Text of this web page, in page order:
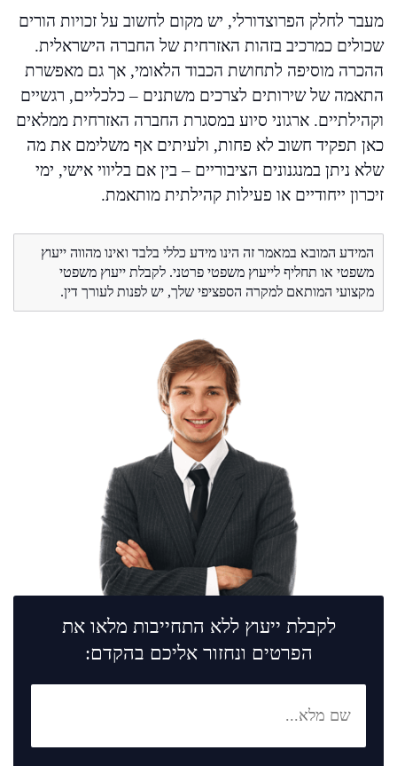
מעבר לחלק הפרוצדורלי, יש מקום לחשוב על זכויות הורים
שכולים כמרכיב בזהות האזרחית של החברה הישראלית.
ההכרה מוסיפה לתחושת הכבוד הלאומי, אך גם מאפשרת
התאמה של שירותים לצרכים משתנים – כלכליים, רגשיים
וקהילתיים. ארגוני סיוע במסגרת החברה האזרחית ממלאים
כאן תפקיד חשוב לא פחות, ולעיתים אף משלימם את מה
שלא ניתן במנגנונים הציבוריים – בין אם בליווי אישי, ימי
זיכרון ייחודיים או פעילות קהילתית מותאמת.
המידע המובא במאמר זה הינו מידע כללי בלבד ואינו מהווה ייעוץ
משפטי או תחליף לייעוץ משפטי פרטני. לקבלת ייעוץ משפטי
מקצועי המותאם למקרה הספציפי שלך, יש לפנות לעורך דין.
לקבלת ייעוץ ללא התחייבות מלאו את
הפרטים ונחזור אליכם בהקדם: